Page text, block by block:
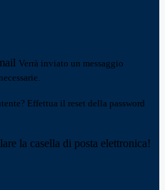
Verrà inviato un messaggio
Effettua il reset della password
la casella di posta elettronica!